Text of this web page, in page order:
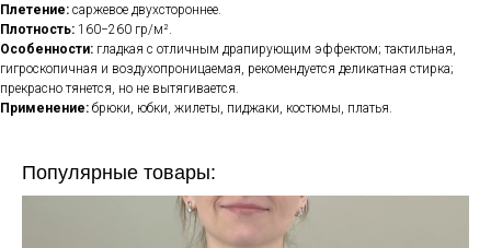
Плетение: саржевое двухстороннее.
Плотность: 160−260 гр/м².
Особенности: гладкая с отличным драпирующим эффектом; тактильная,
гигроскопичная и воздухопроницаемая, рекомендуется деликатная стирка;
прекрасно тянется, но не вытягивается.
Применение: брюки, юбки, жилеты, пиджаки, костюмы, платья.
Популярные товары: